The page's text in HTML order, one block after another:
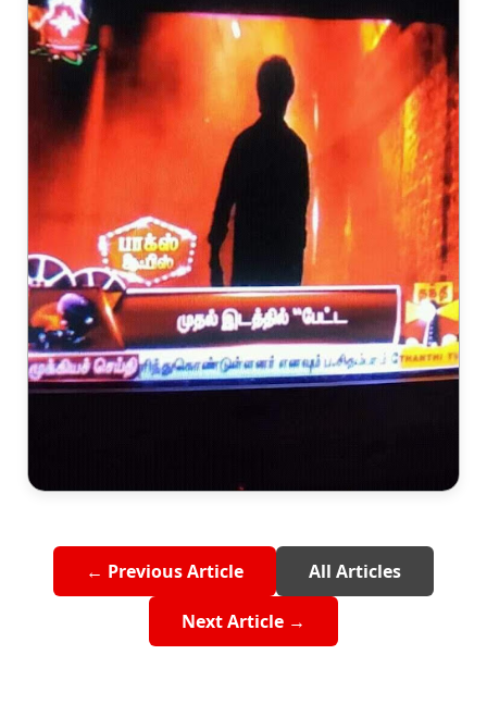
← Previous Article All Articles
Next Article →